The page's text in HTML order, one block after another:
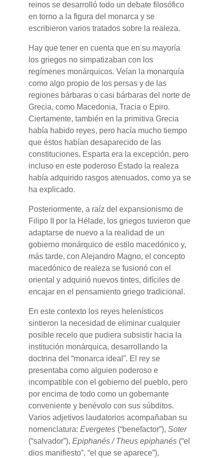
reinos se desarrolló todo un debate filosófico
en torno a la figura del monarca y se
escribieron varios tratados sobre la realeza.
Hay que tener en cuenta que en su mayoría
los griegos no simpatizaban con los
regímenes monárquicos. Veían la monarquía
como algo propio de los persas y de las
regiones bárbaras o casi bárbaras del norte de
Grecia, como Macedonia, Tracia o Epiro.
Ciertamente, también en la primitiva Grecia
había habido reyes, pero hacía mucho tiempo
que éstos habían desaparecido de las
constituciones. Esparta era la excepción, pero
incluso en este poderoso Estado la realeza
había adquirido rasgos atenuados, como ya se
ha explicado.
Posteriormente, a raíz del expansionismo de
Filipo II por la Hélade, los griegos tuvieron que
adaptarse de nuevo a la realidad de un
gobierno monárquico de estilo macedónico y,
más tarde, con Alejandro Magno, el concepto
macedónico de realeza se fusionó con el
oriental y adquirió nuevos tintes, difíciles de
encajar en el pensamiento griego tradicional.
En este contexto los reyes helenísticos
sintieron la necesidad de eliminar cualquier
posible recelo que pudiera subsistir hacia la
institución monárquica, desarrollando la
doctrina del “monarca ideal”. El rey se
presentaba como alguien poderoso e
incompatible con el gobierno del pueblo, pero
por encima de todo como un gobernante
conveniente y benévolo con sus súbditos.
Varios adjetivos laudatorios acompañaban su
nomenclatura: Evergetes (“benefactor”), Soter
(“salvador”), Epiphanés / Theus epiphanés (“el
dios manifiesto”, “el que se aparece”),